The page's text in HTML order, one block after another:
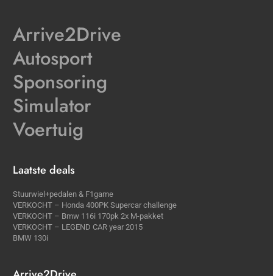
Arrive2Drive
Autosport
Sponsoring
Simulator
Voertuig
Laatste deals
Stuurwiel+pedalen & F1game
VERKOCHT – Honda 400PK Supercar challenge
VERKOCHT – Bmw 116i 170pk 2x M-pakket
VERKOCHT – LEGEND CAR year 2015
BMW 130i